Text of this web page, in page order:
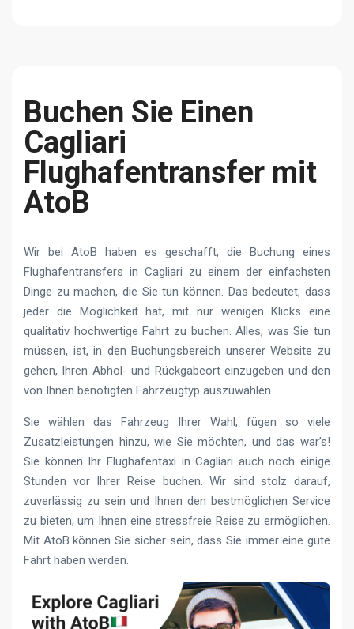
Buchen Sie Einen
Cagliari
Flughafentransfer mit
AtoB
Wir bei AtoB haben es geschafft, die Buchung eines
Flughafentransfers in Cagliari zu einem der einfachsten
Dinge zu machen, die Sie tun können. Das bedeutet, dass
jeder die Möglichkeit hat, mit nur wenigen Klicks eine
qualitativ hochwertige Fahrt zu buchen. Alles, was Sie tun
müssen, ist, in den Buchungsbereich unserer Website zu
gehen, Ihren Abhol- und Rückgabeort einzugeben und den
von Ihnen benötigten Fahrzeugtyp auszuwählen.
Sie wählen das Fahrzeug Ihrer Wahl, fügen so viele
Zusatzleistungen hinzu, wie Sie möchten, und das war’s!
Sie können Ihr Flughafentaxi in Cagliari auch noch einige
Stunden vor Ihrer Reise buchen. Wir sind stolz darauf,
zuverlässig zu sein und Ihnen den bestmöglichen Service
zu bieten, um Ihnen eine stressfreie Reise zu ermöglichen.
Mit AtoB können Sie sicher sein, dass Sie immer eine gute
Fahrt haben werden.